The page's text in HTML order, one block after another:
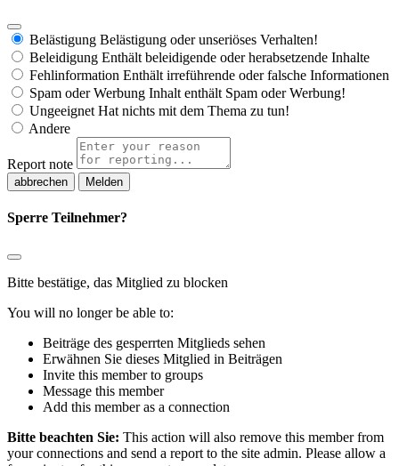
Belästigung Belästigung oder unseriöses Verhalten!
Beleidigung Enthält beleidigende oder herabsetzende Inhalte
Fehlinformation Enthält irreführende oder falsche Informationen
Spam oder Werbung Inhalt enthält Spam oder Werbung!
Ungeeignet Hat nichts mit dem Thema zu tun!
Andere
Report note
Melden
Sperre Teilnehmer?
Bitte bestätige, das Mitglied zu blocken
You will no longer be able to:
Beiträge des gesperrten Mitglieds sehen
Erwähnen Sie dieses Mitglied in Beiträgen
Invite this member to groups
Message this member
Add this member as a connection
Bitte beachten Sie: This action will also remove this member from
your connections and send a report to the site admin. Please allow a